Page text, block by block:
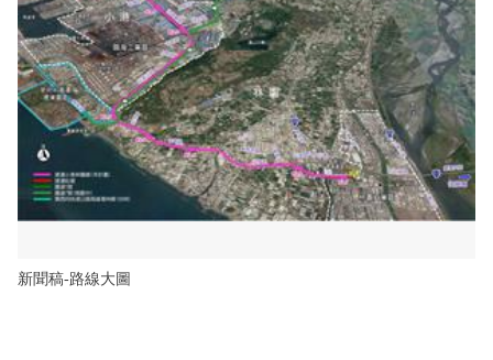
新聞稿-路線大圖